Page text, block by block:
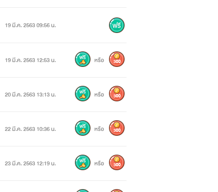
19 มี.ค. 2563 09:56 น.
19 มี.ค. 2563 12:53 น. หรือ 300
20 มี.ค. 2563 13:13 น. หรือ 300
22 มี.ค. 2563 10:36 น. หรือ 300
23 มี.ค. 2563 12:19 น. หรือ 300